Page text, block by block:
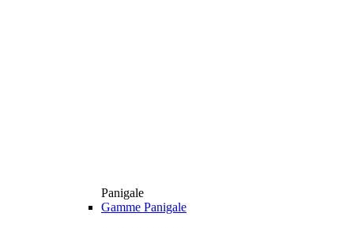
Panigale
Gamme Panigale